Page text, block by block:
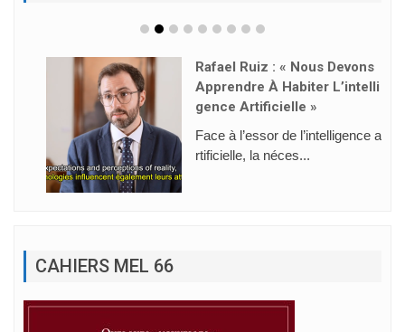
Rafael Ruiz : « Nous Devons
Apprendre À Habiter L’intelli
Gence Artificielle »
Face à l’essor de l’intelligence a
rtificielle, la néces...
CAHIERS MEL 66